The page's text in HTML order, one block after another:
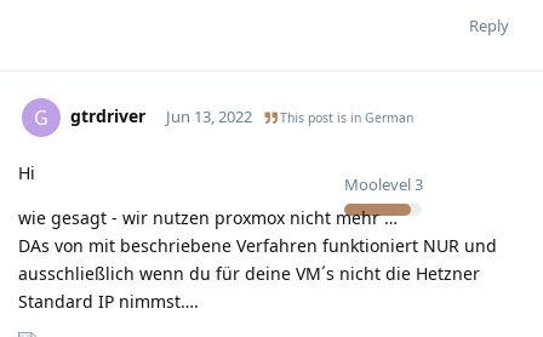
Reply
G gtrdriver
Moolevel3
Jun 13, 2022 This post is in German
Hi
wie gesagt - wir nutzen proxmox nicht mehr …
DAs von mit beschriebene Verfahren funktioniert NUR und
ausschließlich wenn du für deine VM´s nicht die Hetzner
Standard IP nimmst….